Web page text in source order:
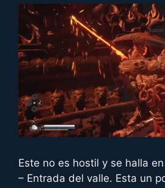
Este no es hostil y se halla
– Entrada del valle. Esta un